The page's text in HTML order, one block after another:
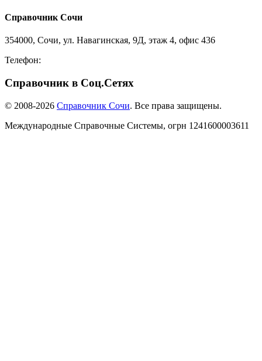
Справочник Сочи
354000, Сочи, ул. Навагинская, 9Д, этаж 4, офис 436
Телефон:
Справочник в Соц.Сетях
© 2008-2026 Справочник Сочи. Все права защищены.
Международные Справочные Системы, огрн 1241600003611